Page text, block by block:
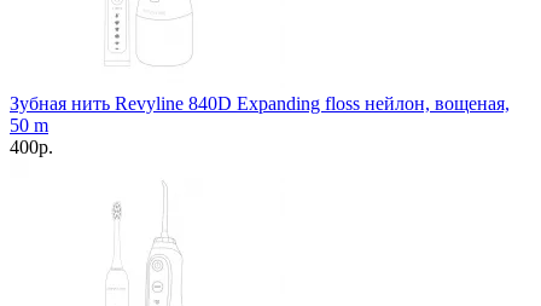
Зубная нить Revyline 840D Expanding floss нейлон, вощеная,
50 m
400р.